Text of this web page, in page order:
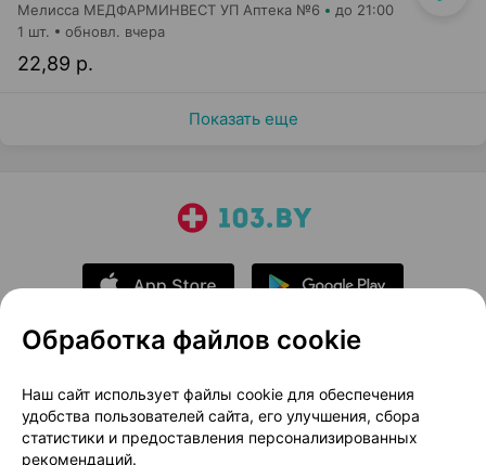
Мелисса МЕДФАРМИНВЕСТ УП Аптека №6 до 21:00
22,89 р.
1 шт. обновл. вчера
Показать еще
О проекте
Новости проекта
Размещение рекламы
Медицинский маркетинг
Публичный договор
Доставка
Обработка файлов cookie
Наш сайт использует файлы cookie для обеспечения
удобства пользователей сайта, его улучшения, сбора
статистики и предоставления персонализированных
рекомендаций.